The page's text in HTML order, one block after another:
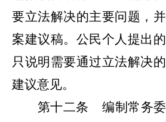
要立法解决的主要问题，
案建议稿。 公民个人提出
只说明需要通过立法解决
建议意见。
第十二条
编制常务